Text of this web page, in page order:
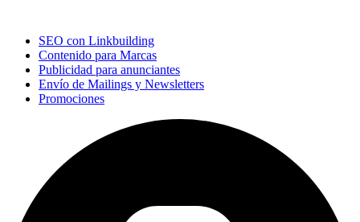
SEO con Linkbuilding
Contenido para Marcas
Publicidad para anunciantes
Envío de Mailings y Newsletters
Promociones